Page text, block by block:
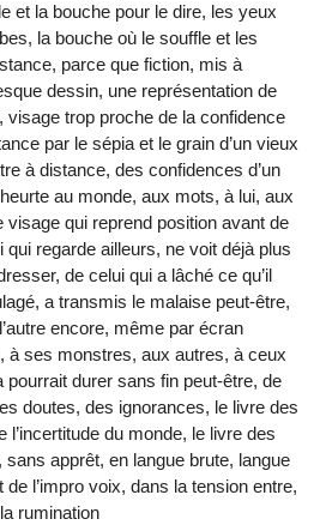
et la bouche pour le dire, les yeux
la bouche où le souffle et les
parce que fiction, mis à
dessin, une représentation de
visage trop proche de la confidence
par le sépia et le grain d’un vieux
à distance, des confidences d’un
au monde, aux mots, à lui, aux
visage qui reprend position avant de
qui regarde ailleurs, ne voit déjà plus
de celui qui a lâché ce qu’il
a transmis le malaise peut-être,
encore, même par écran
à ses monstres, aux autres, à ceux
pourrait durer sans fin peut-être, de
doutes, des ignorances, le livre des
l’incertitude du monde, le livre des
apprêt, en langue brute, langue
l’impro voix, dans la tension entre,
rumination